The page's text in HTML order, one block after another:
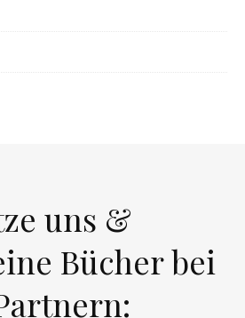
uns &
Bücher bei